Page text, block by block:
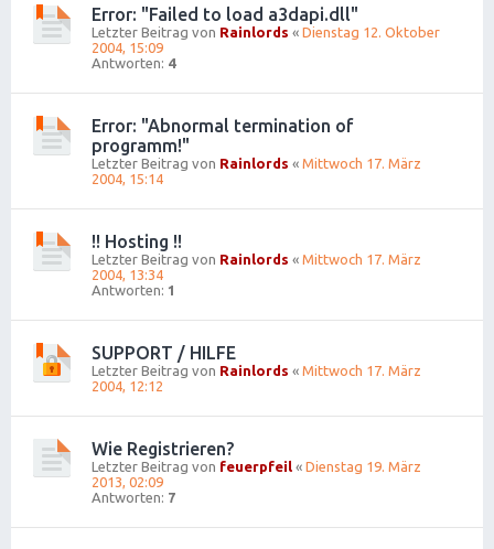
Error: "Failed to load a3dapi.dll"
Letzter Beitrag von Rainlords « Dienstag 12. Oktober
2004, 15:09
Antworten: 4
Error: "Abnormal termination of
programm!"
Letzter Beitrag von Rainlords « Mittwoch 17. März
2004, 15:14
!! Hosting !!
Letzter Beitrag von Rainlords « Mittwoch 17. März
2004, 13:34
Antworten: 1
SUPPORT / HILFE
Letzter Beitrag von Rainlords « Mittwoch 17. März
2004, 12:12
Wie Registrieren?
Letzter Beitrag von feuerpfeil « Dienstag 19. März
2013, 02:09
Antworten: 7